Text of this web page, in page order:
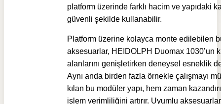
platform üzerinde farklı hacim ve yapıdaki
güvenli şekilde kullanabilir.
Platform üzerine kolayca monte edilebilen
aksesuarlar, HEIDOLPH Duomax 1030’un
alanlarını genişletirken deneysel esneklik
Aynı anda birden fazla örnekle çalışmayı
kılan bu modüler yapı, hem zaman
işlem verimliliğini artırır. Uyumlu